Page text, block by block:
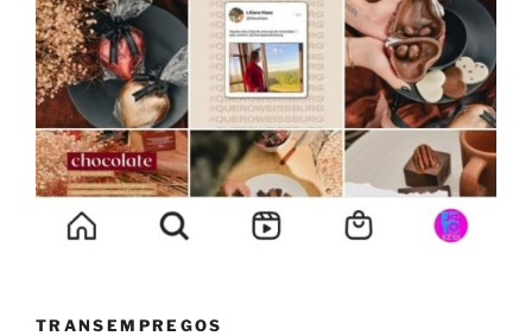
TRANSEMPREGOS